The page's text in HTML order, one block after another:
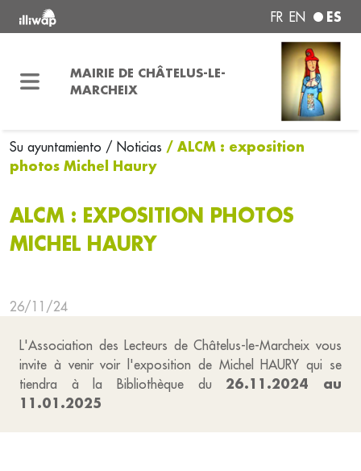
FR EN ES
MAIRIE DE CHÂTELUS-LE-
MARCHEIX
Su ayuntamiento / Noticias / ALCM : exposition
photos Michel Haury
ALCM : EXPOSITION PHOTOS
MICHEL HAURY
26/11/24
L'Association des Lecteurs de Châtelus-le-Marcheix vous
invite à venir voir l'exposition de Michel HAURY qui se
tiendra à la Bibliothèque du 26.11.2024 au
11.01.2025